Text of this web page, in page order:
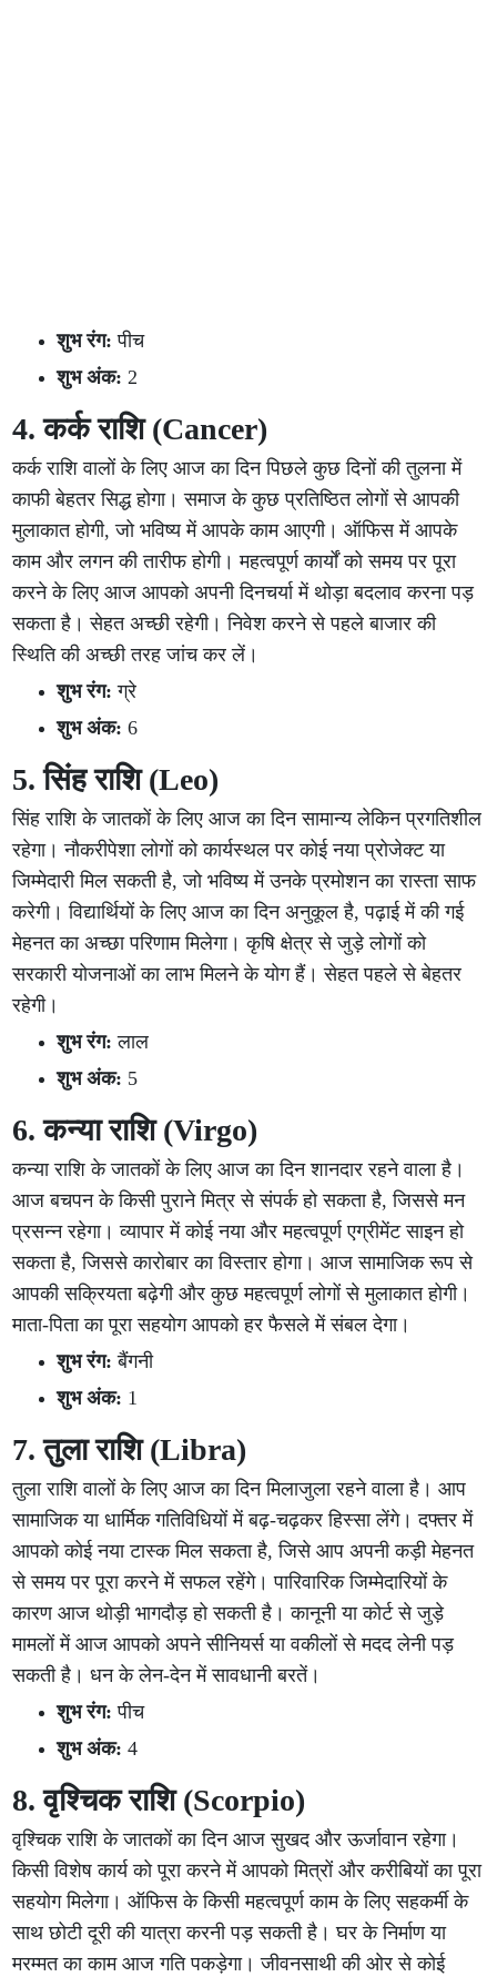
शुभ रंग: पीच
शुभ अंक: 2
4. कर्क राशि (Cancer)
कर्क राशि वालों के लिए आज का दिन पिछले कुछ दिनों की तुलना में
काफी बेहतर सिद्ध होगा। समाज के कुछ प्रतिष्ठित लोगों से आपकी
मुलाकात होगी, जो भविष्य में आपके काम आएगी। ऑफिस में आपके
काम और लगन की तारीफ होगी। महत्वपूर्ण कार्यों को समय पर पूरा
करने के लिए आज आपको अपनी दिनचर्या में थोड़ा बदलाव करना पड़
सकता है। सेहत अच्छी रहेगी। निवेश करने से पहले बाजार की
स्थिति की अच्छी तरह जांच कर लें।
शुभ रंग: ग्रे
शुभ अंक: 6
5. सिंह राशि (Leo)
सिंह राशि के जातकों के लिए आज का दिन सामान्य लेकिन प्रगतिशील
रहेगा। नौकरीपेशा लोगों को कार्यस्थल पर कोई नया प्रोजेक्ट या
जिम्मेदारी मिल सकती है, जो भविष्य में उनके प्रमोशन का रास्ता साफ
करेगी। विद्यार्थियों के लिए आज का दिन अनुकूल है, पढ़ाई में की गई
मेहनत का अच्छा परिणाम मिलेगा। कृषि क्षेत्र से जुड़े लोगों को
सरकारी योजनाओं का लाभ मिलने के योग हैं। सेहत पहले से बेहतर
रहेगी।
शुभ रंग: लाल
शुभ अंक: 5
6. कन्या राशि (Virgo)
कन्या राशि के जातकों के लिए आज का दिन शानदार रहने वाला है।
आज बचपन के किसी पुराने मित्र से संपर्क हो सकता है, जिससे मन
प्रसन्न रहेगा। व्यापार में कोई नया और महत्वपूर्ण एग्रीमेंट साइन हो
सकता है, जिससे कारोबार का विस्तार होगा। आज सामाजिक रूप से
आपकी सक्रियता बढ़ेगी और कुछ महत्वपूर्ण लोगों से मुलाकात होगी।
माता-पिता का पूरा सहयोग आपको हर फैसले में संबल देगा।
शुभ रंग: बैंगनी
शुभ अंक: 1
7. तुला राशि (Libra)
तुला राशि वालों के लिए आज का दिन मिलाजुला रहने वाला है। आप
सामाजिक या धार्मिक गतिविधियों में बढ़-चढ़कर हिस्सा लेंगे। दफ्तर में
आपको कोई नया टास्क मिल सकता है, जिसे आप अपनी कड़ी मेहनत
से समय पर पूरा करने में सफल रहेंगे। पारिवारिक जिम्मेदारियों के
कारण आज थोड़ी भागदौड़ हो सकती है। कानूनी या कोर्ट से जुड़े
मामलों में आज आपको अपने सीनियर्स या वकीलों से मदद लेनी पड़
सकती है। धन के लेन-देन में सावधानी बरतें।
शुभ रंग: पीच
शुभ अंक: 4
8. वृश्चिक राशि (Scorpio)
वृश्चिक राशि के जातकों का दिन आज सुखद और ऊर्जावान रहेगा।
किसी विशेष कार्य को पूरा करने में आपको मित्रों और करीबियों का पूरा
सहयोग मिलेगा। ऑफिस के किसी महत्वपूर्ण काम के लिए सहकर्मी के
साथ छोटी दूरी की यात्रा करनी पड़ सकती है। घर के निर्माण या
मरम्मत का काम आज गति पकड़ेगा। जीवनसाथी की ओर से कोई